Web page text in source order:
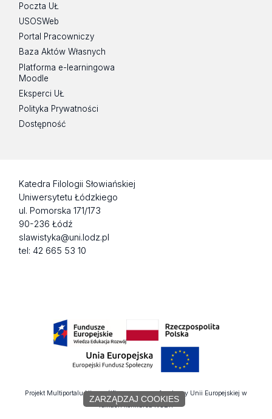
Poczta UŁ
USOSWeb
Portal Pracowniczy
Baza Aktów Własnych
Platforma e-learningowa
Moodle
Eksperci UŁ
Polityka Prywatności
Dostępność
Katedra Filologii Słowiańskiej
Uniwersytetu Łódzkiego
ul. Pomorska 171/173
90-236 Łódź
slawistyka@uni.lodz.pl
tel: 42 665 53 10
Projekt Multiportalu UŁ współfinansowany z funduszy Unii Europejskiej w
ramach konkursu NCBR
ZARZĄDZAJ COOKIES